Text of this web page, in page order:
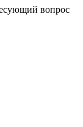
вопрос